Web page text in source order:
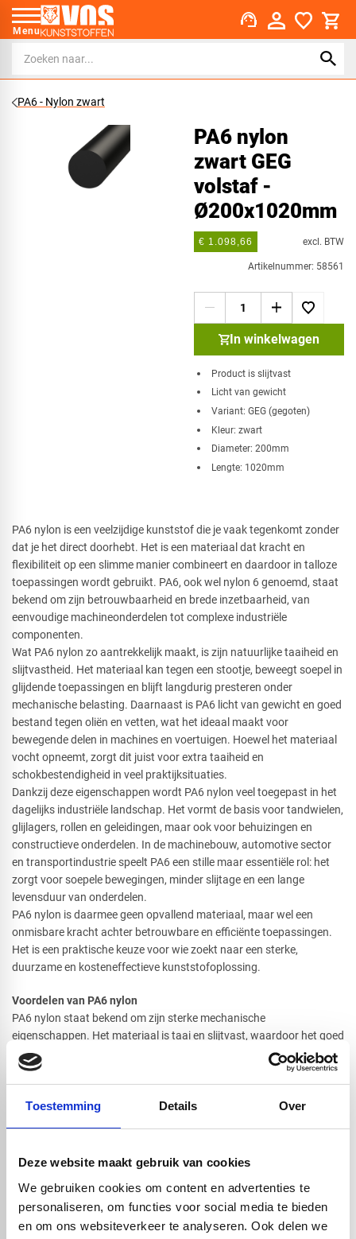
Toestemming Details Over
Deze website maakt gebruik van cookies
We gebruiken cookies om content en advertenties te
personaliseren, om functies voor social media te bieden
en om ons websiteverkeer te analyseren. Ook delen we
Menu support_agent
PA6 - Nylon zwart
PA6 nylon
zwart GEG
volstaf -
Ø200x1020mm
€ 1.098,66 excl. BTW
Artikelnummer: 58561
In winkelwagen
Product is slijtvast
Licht van gewicht
Variant: GEG (gegoten)
Kleur: zwart
Diameter: 200mm
Lengte: 1020mm
PA6 nylon is een veelzijdige kunststof die je vaak tegenkomt zonder
dat je het direct doorhebt. Het is een materiaal dat kracht en
flexibiliteit op een slimme manier combineert en daardoor in talloze
toepassingen wordt gebruikt. PA6, ook wel nylon 6 genoemd, staat
bekend om zijn betrouwbaarheid en brede inzetbaarheid, van
eenvoudige machineonderdelen tot complexe industriële
componenten.
Wat PA6 nylon zo aantrekkelijk maakt, is zijn natuurlijke taaiheid en
slijtvastheid. Het materiaal kan tegen een stootje, beweegt soepel in
glijdende toepassingen en blijft langdurig presteren onder
mechanische belasting. Daarnaast is PA6 licht van gewicht en goed
bestand tegen oliën en vetten, wat het ideaal maakt voor
bewegende delen in machines en voertuigen. Hoewel het materiaal
vocht opneemt, zorgt dit juist voor extra taaiheid en
schokbestendigheid in veel praktijksituaties.
Dankzij deze eigenschappen wordt PA6 nylon veel toegepast in het
dagelijks industriële landschap. Het vormt de basis voor tandwielen,
glijlagers, rollen en geleidingen, maar ook voor behuizingen en
constructieve onderdelen. In de machinebouw, automotive sector
en transportindustrie speelt PA6 een stille maar essentiële rol: het
zorgt voor soepele bewegingen, minder slijtage en een lange
levensduur van onderdelen.
PA6 nylon is daarmee geen opvallend materiaal, maar wel een
onmisbare kracht achter betrouwbare en efficiënte toepassingen.
Het is een praktische keuze voor wie zoekt naar een sterke,
duurzame en kosteneffectieve kunststofoplossing.
Voordelen van PA6 nylon
PA6 nylon staat bekend om zijn sterke mechanische
eigenschappen. Het materiaal is taai en slijtvast, waardoor het goed
bestand is tegen langdurige belasting en bewegende toepassingen.
Dankzij de goede glijeigenschappen is PA6 zeer geschikt voor
onderdelen zoals lagers, tandwielen en geleidingen.
Daarnaast is PA6 relatief licht van gewicht en goed te verspanen,
brandstoffen en biedt een uitstekende prijs-kwaliteitverhouding.
toepassingen.
Nadelen van PA6 nylon
Een belangrijk aandachtspunt bij PA6 nylon is de vochtopname. Het